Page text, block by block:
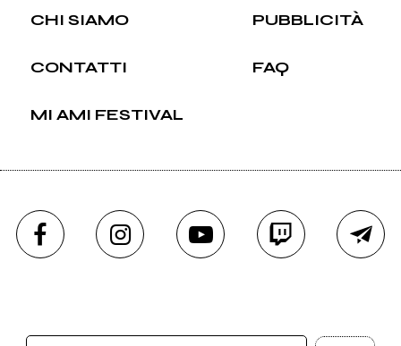
CHI SIAMO PUBBLICITÀ
CONTATTI FAQ
MI AMI FESTIVAL